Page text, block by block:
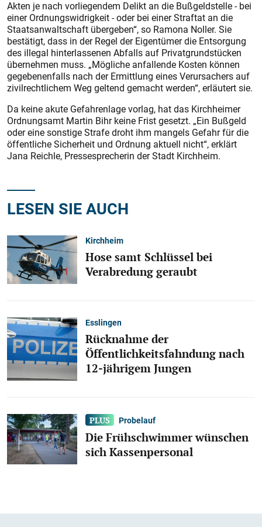
Akten je nach vorliegendem Delikt an die Bußgeldstelle - bei
einer Ordnungswidrigkeit - oder bei einer Straftat an die
Staatsanwaltschaft übergeben“, so Ramona Noller. Sie
bestätigt, dass in der Regel der Eigentümer die Entsorgung
des illegal hinterlassenen Abfalls auf Privatgrundstücken
übernehmen muss. „Mögliche anfallende Kosten können
gegebenenfalls nach der Ermittlung eines Verursachers auf
zivilrechtlichem Weg geltend gemacht werden“, erläutert sie.
Da keine akute Gefahrenlage vorlag, hat das Kirchheimer
Ordnungsamt Martin Bihr keine Frist gesetzt. „Ein Bußgeld
oder eine sonstige Strafe droht ihm mangels Gefahr für die
öffentliche Sicherheit und Ordnung aktuell nicht“, erklärt
Jana Reichle, Pressesprecherin der Stadt Kirchheim.
LESEN SIE AUCH
Kirchheim
Hose samt Schlüssel bei
Verabredung geraubt
Esslingen
Rücknahme der
Öffentlichkeitsfahndung nach
12-jährigem Jungen
Probelauf
Die Frühschwimmer wünschen
sich Kassenpersonal